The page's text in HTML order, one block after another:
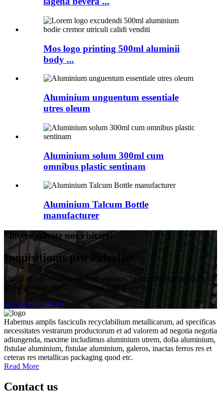
Mos logo printing 500ml aluminii
body ...
Aluminium unguentum essentiale
utres oleum
Aluminium solum 300ml cum
omnibus plastic sentinam
Aluminium Talcum Bottle
manufacturer
Sincere salvete nos visitare!
Inquisitionis pro Pricelist
Utrum sit pre-venditio vel post-venditio, optime tibi operam dabimus
ut melius scias et utaris fructibus nostris celerius.
QUAESTIO NOW
Habemus amplis fasciculis recyclabilium metallicarum, ad specificas
necessitates vestrarum productorum et ad valorem ad negotia negotia
adiungenda, maxime includimus aluminium utrem, dolia aluminium,
fistulae aluminium, fistulae aluminium, galeros, inactas ferros res et
ceteras res metallicas packaging quod etc.
Read More
Contact us